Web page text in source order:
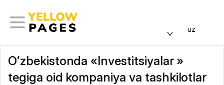
uz
Oʻzbekistonda «Investitsiyalar »
tegiga oid kompaniya va tashkilotlar